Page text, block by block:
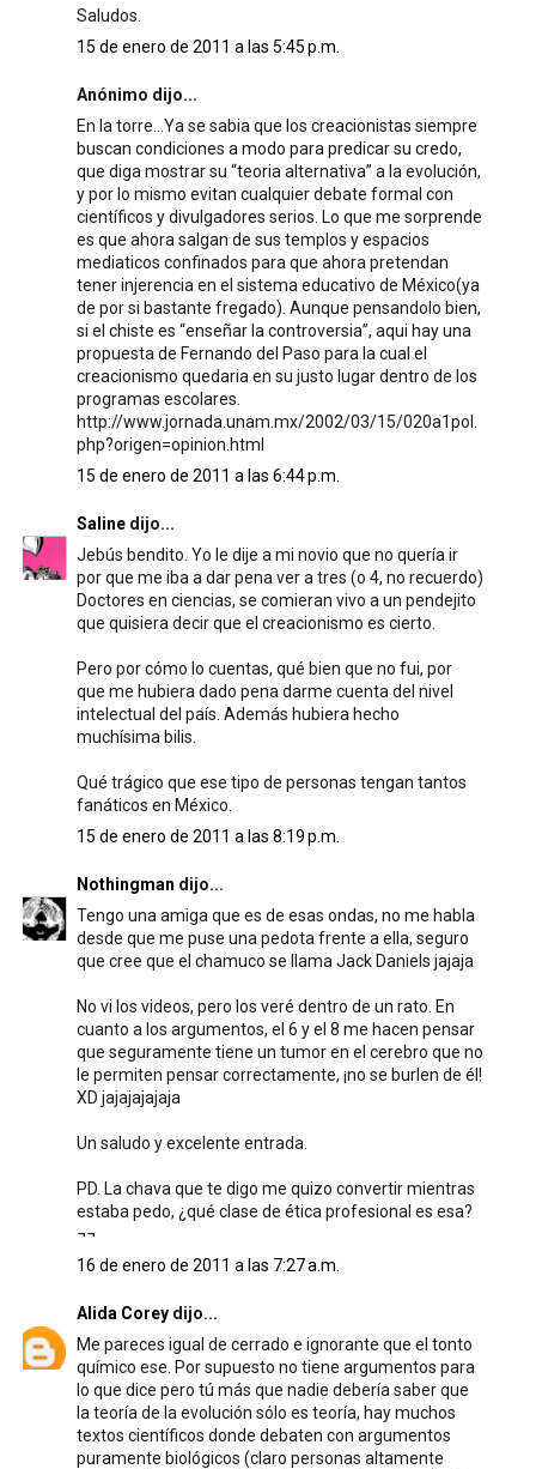
Saludos.
15 de enero de 2011 a las 5:45 p.m.
Anónimo dijo...
En la torre…Ya se sabia que los creacionistas siempre
buscan condiciones a modo para predicar su credo,
que diga mostrar su “teoria alternativa” a la evolución,
y por lo mismo evitan cualquier debate formal con
científicos y divulgadores serios. Lo que me sorprende
es que ahora salgan de sus templos y espacios
mediaticos confinados para que ahora pretendan
tener injerencia en el sistema educativo de México(ya
de por si bastante fregado). Aunque pensandolo bien,
si el chiste es “enseñar la controversia”, aqui hay una
propuesta de Fernando del Paso para la cual el
creacionismo quedaria en su justo lugar dentro de los
programas escolares.
http://www.jornada.unam.mx/2002/03/15/020a1pol.
php?origen=opinion.html
15 de enero de 2011 a las 6:44 p.m.
Salinedijo...
Jebús bendito. Yo le dije a mi novio que no quería ir
por que me iba a dar pena ver a tres (o 4, no recuerdo)
Doctores en ciencias, se comieran vivo a un pendejito
que quisiera decir que el creacionismo es cierto.
Pero por cómo lo cuentas, qué bien que no fui, por
que me hubiera dado pena darme cuenta del nivel
intelectual del país. Además hubiera hecho
muchísima bilis.
Qué trágico que ese tipo de personas tengan tantos
fanáticos en México.
15 de enero de 2011 a las 8:19 p.m.
Nothingman dijo...
Tengo una amiga que es de esas ondas, no me habla
desde que me puse una pedota frente a ella, seguro
que cree que el chamuco se llama Jack Daniels jajaja
No vi los videos, pero los veré dentro de un rato. En
cuanto a los argumentos, el 6 y el 8 me hacen pensar
que seguramente tiene un tumor en el cerebro que no
le permiten pensar correctamente, ¡no se burlen de él!
XD jajajajajaja
Un saludo y excelente entrada.
PD. La chava que te digo me quizo convertir mientras
estaba pedo, ¿qué clase de ética profesional es esa?
¬¬
16 de enero de 2011 a las 7:27 a.m.
Alida Coreydijo...
Me pareces igual de cerrado e ignorante que el tonto
químico ese. Por supuesto no tiene argumentos para
lo que dice pero tú más que nadie debería saber que
la teoría de la evolución sólo es teoría, hay muchos
textos científicos donde debaten con argumentos
puramente biológicos (claro personas altamente